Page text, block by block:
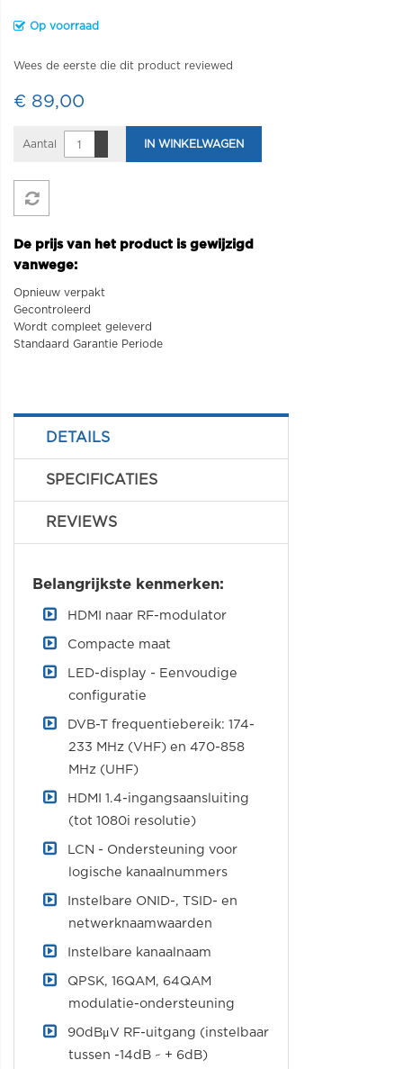
Op voorraad
Wees de eerste die dit product reviewed
€ 89,00
Aantal IN WINKELWAGEN
De prijs van het product is gewijzigd
vanwege:
Opnieuw verpakt
Gecontroleerd
Wordt compleet geleverd
Standaard Garantie Periode
DETAILS
SPECIFICATIES
REVIEWS
Belangrijkste kenmerken:
HDMI naar RF-modulator
Compacte maat
LED-display - Eenvoudige
configuratie
DVB-T frequentiebereik: 174-
233 MHz (VHF) en 470-858
MHz (UHF)
HDMI 1.4-ingangsaansluiting
(tot 1080i resolutie)
LCN - Ondersteuning voor
logische kanaalnummers
Instelbare ONID-, TSID- en
netwerknaamwaarden
Instelbare kanaalnaam
QPSK, 16QAM, 64QAM
modulatie-ondersteuning
90dBμV RF-uitgang (instelbaar
tussen -14dB ~ + 6dB)